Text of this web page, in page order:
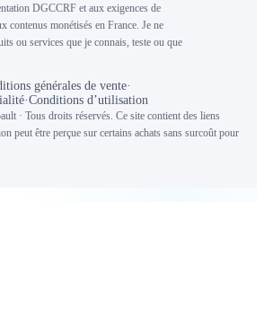
DGCCRF et aux exigences de
contenus monétisés en France. Je ne
ou services que je connais, teste ou que
générales de vente·
·Conditions d’utilisation
· Tous droits réservés. Ce site contient des liens
peut être perçue sur certains achats sans surcoût pour